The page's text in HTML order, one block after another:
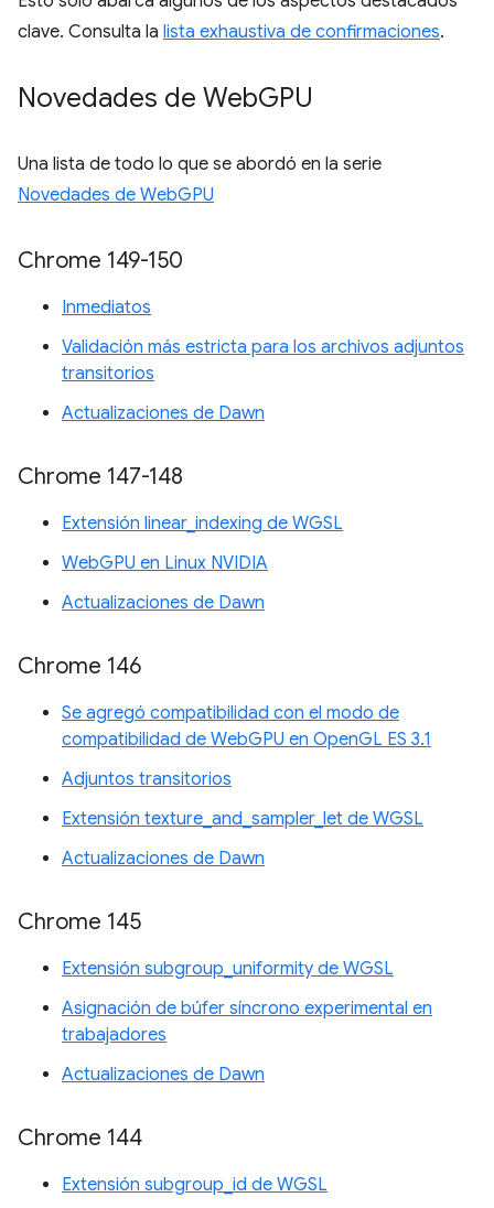
clave. Consulta la lista exhaustiva de confirmaciones.
Novedades de WebGPU
Una lista de todo lo que se abordó en la serie
Novedades de WebGPU
Chrome 149-150
Inmediatos
Validación más estricta para los archivos adjuntos
transitorios
Actualizaciones de Dawn
Chrome 147-148
Extensión linear_indexing de WGSL
WebGPU en Linux NVIDIA
Actualizaciones de Dawn
Chrome 146
Se agregó compatibilidad con el modo de
compatibilidad de WebGPU en OpenGL ES 3.1
Adjuntos transitorios
Extensión texture_and_sampler_let de WGSL
Actualizaciones de Dawn
Chrome 145
Extensión subgroup_uniformity de WGSL
Asignación de búfer síncrono experimental en
trabajadores
Actualizaciones de Dawn
Chrome 144
Extensión subgroup_id de WGSL